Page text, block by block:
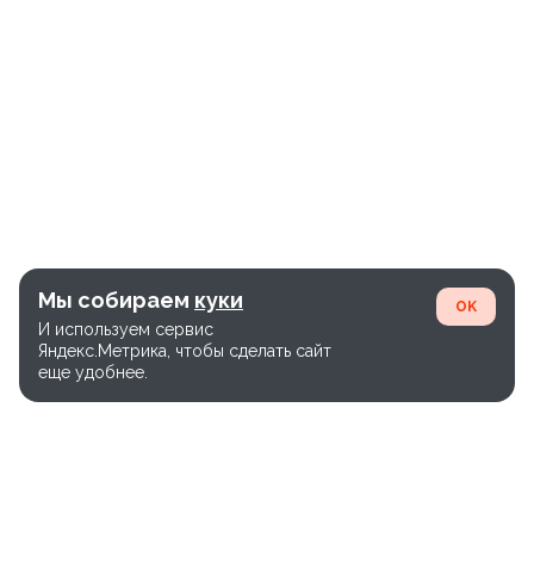
Мы собираем куки
И используем сервис
Яндекс.Метрика, чтобы сделать сайт
еще удобнее.
OK